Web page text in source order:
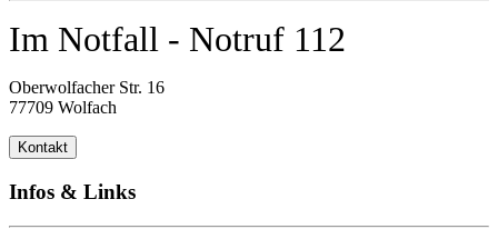
Im Notfall - Notruf 112
Oberwolfacher Str. 16
77709 Wolfach
Kontakt
Infos & Links